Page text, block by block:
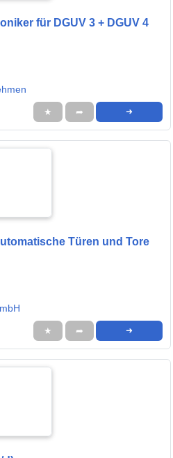
für DGUV 3 + DGUV 4
★ ➦ ➜
Türen und Tore
★ ➦ ➜